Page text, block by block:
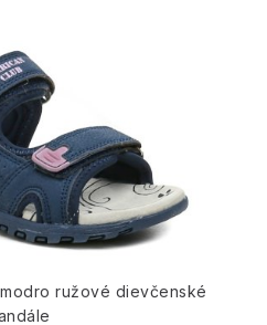
modro ružové dievčenské